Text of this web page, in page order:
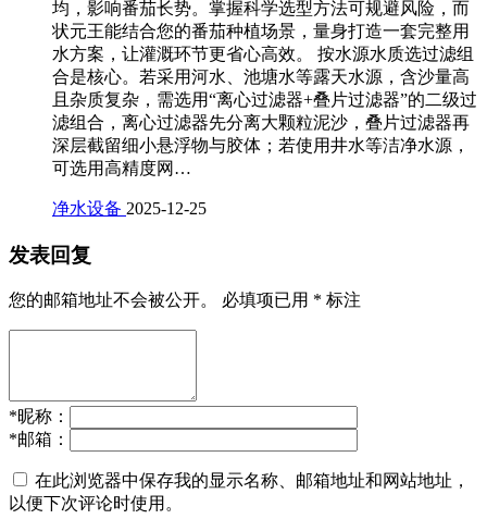
均，影响番茄长势。掌握科学选型方法可规避风险，而
状元王能结合您的番茄种植场景，量身打造一套完整用
水方案，让灌溉环节更省心高效。 按水源水质选过滤组
合是核心。若采用河水、池塘水等露天水源，含沙量高
且杂质复杂，需选用“离心过滤器+叠片过滤器”的二级过
滤组合，离心过滤器先分离大颗粒泥沙，叠片过滤器再
深层截留细小悬浮物与胶体；若使用井水等洁净水源，
可选用高精度网…
净水设备 2025-12-25
发表回复
您的邮箱地址不会被公开。 必填项已用 * 标注
*昵称：
*邮箱：
在此浏览器中保存我的显示名称、邮箱地址和网站地址，
以便下次评论时使用。